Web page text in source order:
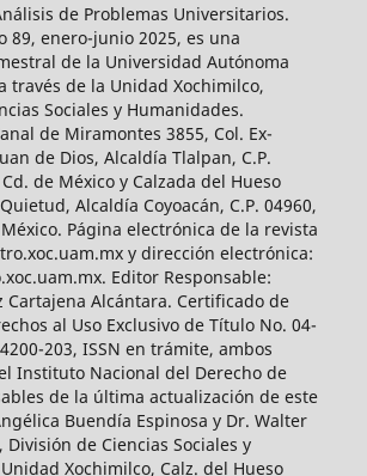
de Problemas Universitarios.
89, enero-junio 2025, es una
de la Universidad Autónoma
través de la Unidad Xochimilco,
Sociales y Humanidades.
de Miramontes 3855, Col. Ex-
de Dios, Alcaldía Tlalpan, C.P.
de México y Calzada del Hueso
Alcaldía Coyoacán, C.P. 04960,
Página electrónica de la revista
y dirección electrónica:
Editor Responsable:
Cartajena Alcántara. Certificado de
al Uso Exclusivo de Título No. 04-
203, ISSN en trámite, ambos
Instituto Nacional del Derecho de
de la última actualización de este
Buendía Espinosa y Dr. Walter
División de Ciencias Sociales y
Xochimilco, Calz. del Hueso